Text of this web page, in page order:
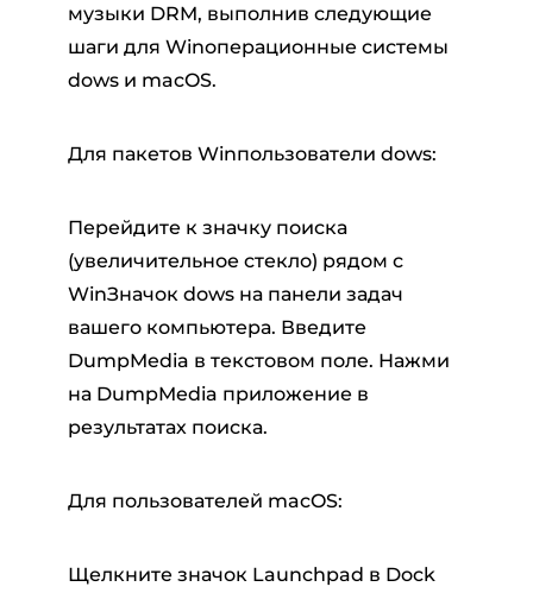
музыки DRM, выполнив следующие
шаги для Winоперационные системы
dows и macOS.
Для пакетов Winпользователи dows:
Перейдите к значку поиска
(увеличительное стекло) рядом с
WinЗначок dows на панели задач
вашего компьютера. Введите
DumpMedia в текстовом поле. Нажми
на DumpMedia приложение в
результатах поиска.
Для пользователей macOS:
Щелкните значок Launchpad в Dock